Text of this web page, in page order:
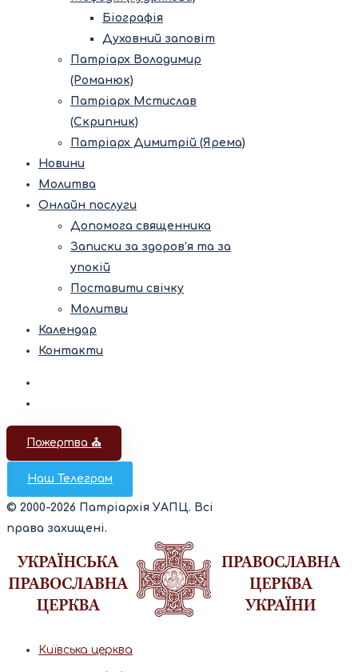
Біографія
Духовний заповіт
Патріарх Володимир
(Романюк)
Патріарх Мстислав
(Скрипник)
Патріарх Димитрій (Ярема)
Новини
Молитва
Онлайн послуги
Допомога священника
Записки за здоров’я та за
упокій
Поставити свічку
Молитви
Календар
Контакти
Пожертва ⛪️
Наш Телеграм
© 2000-2026 Патріархія УАПЦ. Всі
права захищені.
Київська церква